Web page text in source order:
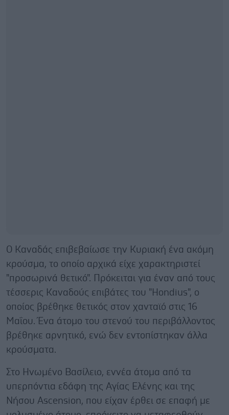
Ο Καναδάς επιβεβαίωσε την Κυριακή ένα ακόμη
κρούσμα, το οποίο αρχικά είχε χαρακτηριστεί
"προσωρινά θετικό". Πρόκειται για έναν από τους
τέσσερις Καναδούς επιβάτες του "Hondius", ο
οποίος βρέθηκε θετικός στον χανταϊό στις 16
Μαΐου. Ένα άτομο του στενού του περιβάλλοντος
βρέθηκε αρνητικό, ενώ δεν εντοπίστηκαν άλλα
κρούσματα.
Στο Ηνωμένο Βασίλειο, εννέα άτομα από τα
υπερπόντια εδάφη της Αγίας Ελένης και της
Νήσου Ascension, που είχαν έρθει σε επαφή με